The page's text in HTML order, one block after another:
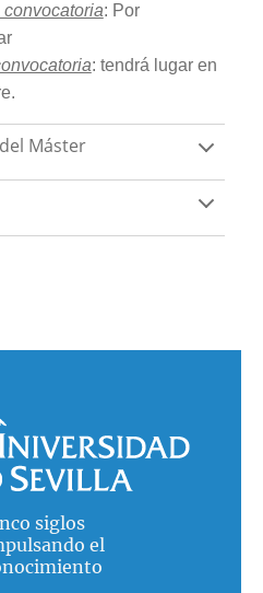
: Por
: tendrá lugar en
Máster
siglos
el